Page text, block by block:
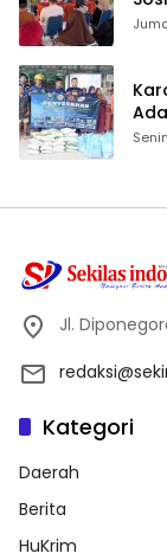
ID
Jl.
Kategori
Daerah
Berita
HuKrim